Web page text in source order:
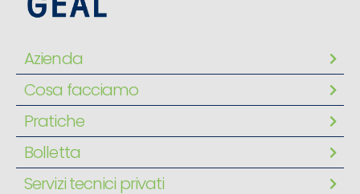
Azienda
Cosa facciamo
Pratiche
Bolletta
Servizi tecnici privati